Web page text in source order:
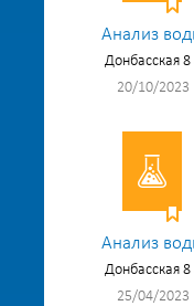
Анализ
Донбасская 8
20/10/2023
Анализ
Донбасская 8
25/04/2023